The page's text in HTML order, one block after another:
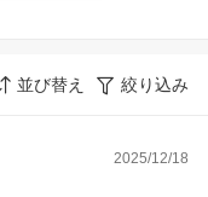
並び替え 絞り込み
2025/12/18